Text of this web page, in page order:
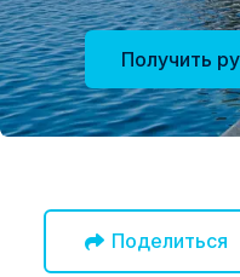
Получить
Поделиться